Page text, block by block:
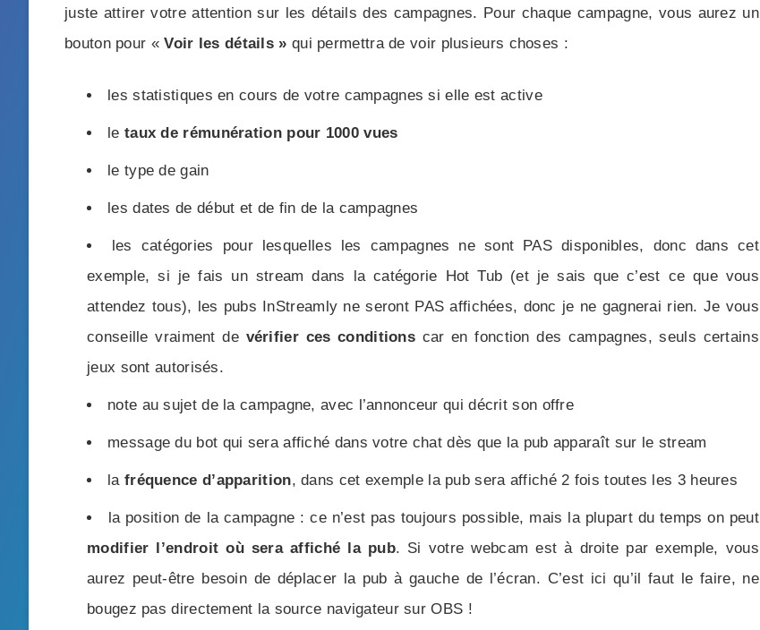
juste attirer votre attention sur les détails des campagnes. Pour chaque campagne, vous aurez un
bouton pour «Voir les détails » qui permettra de voir plusieurs choses :
les statistiques en cours de votre campagnes si elle est active
le taux de rémunération pour 1000 vues
le type de gain
les dates de début et de fin de la campagnes
les catégories pour lesquelles les campagnes ne sont PAS disponibles, donc dans cet
exemple, si je fais un stream dans la catégorie Hot Tub (et je sais que c’est ce que vous
attendez tous), les pubs InStreamly ne seront PAS affichées, donc je ne gagnerai rien. Je vous
conseille vraiment de vérifier ces conditions car en fonction des campagnes, seuls certains
jeux sont autorisés.
note au sujet de la campagne, avec l’annonceur qui décrit son offre
message du bot qui sera affiché dans votre chat dès que la pub apparaît sur le stream
la fréquence d’apparition, dans cet exemple la pub sera affiché 2 fois toutes les 3 heures
la position de la campagne : ce n’est pas toujours possible, mais la plupart du temps on peut
modifier l’endroit où sera affiché la pub. Si votre webcam est à droite par exemple, vous
aurez peut-être besoin de déplacer la pub à gauche de l’écran. C’est ici qu’il faut le faire, ne
bougez pas directement la source navigateur sur OBS !